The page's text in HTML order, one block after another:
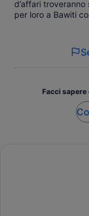
d’affari
per loro a Bawiti
Facci